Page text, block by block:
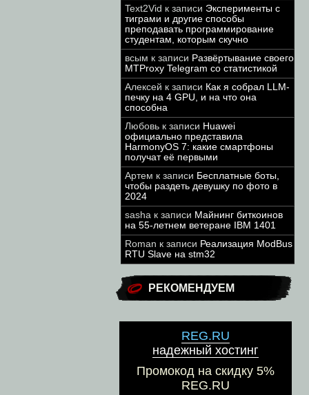
Text2Vid к записи Эксперименты с
тиграми и другие способы
преподавать программирование
студентам, которым скучно
всым к записи Развёртывание своего
MTProxy Telegram со статистикой
Алексей к записи Как я собрал LLM-
печку на 4 GPU, и на что она
способна
Любовь к записи Huawei
официально представила
HarmonyOS 7: какие смартфоны
получат её первыми
Артем к записи Бесплатные боты,
чтобы раздеть девушку по фото в
2024
sasha к записи Майнинг биткоинов
на 55-летнем ветеране IBM 1401
Roman к записи Реализация ModBus
RTU Slave на stm32
РЕКОМЕНДУЕМ
REG.RU
надежный хостинг
Промокод на скидку 5%
REG.RU